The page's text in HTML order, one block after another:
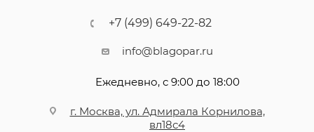
+7 (499) 649-22-82
info@blagopar.ru
Ежедневно, с 9:00 до 18:00
г. Москва, ул. Адмирала Корнилова,
вл18с4